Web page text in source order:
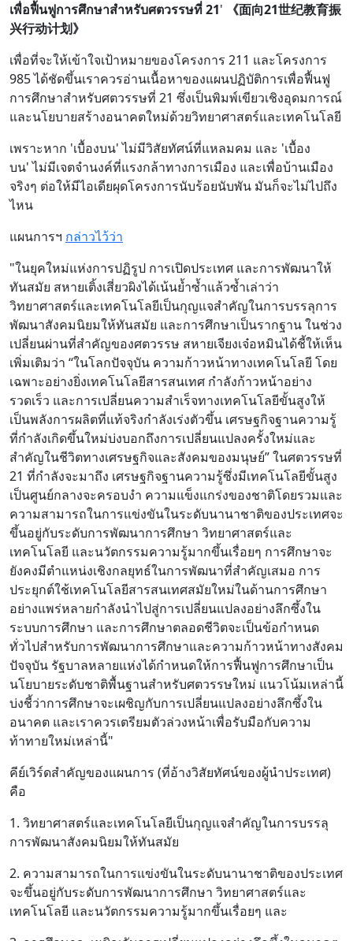
เพื่อฟื้นฟูการศึกษาสำหรับศตวรรษที่ 21' 《面向21世纪教育振
兴行动计划》
เพื่อที่จะให้เข้าใจเป้าหมายของโครงการ 211 และโครงการ
985 ได้ชัดขึ้นเราควรอ่านเนื้อหาของแผนปฏิบัติการเพื่อฟื้นฟู
การศึกษาสำหรับศตวรรษที่ 21 ซึ่งเป็นพิมพ์เขียวเชิงอุดมการณ์
และนโยบายสร้างอนาคตใหม่ด้วยวิทยาศาสตร์และเทคโนโลยี
เพราะหาก 'เบื้องบน' ไม่มีวิสัยทัศน์ที่แหลมคม และ 'เบื้อง
บน' ไม่มีเจตจำนงค์ที่แรงกล้าทางการเมือง และเพื่อบ้านเมือง
จริงๆ ต่อให้มีไอเดียผุดโครงการนับร้อยนับพัน มันก็จะไม่ไปถึง
ไหน
แผนการฯ กล่าวไว้ว่า
"ในยุคใหม่แห่งการปฏิรูป การเปิดประเทศ และการพัฒนาให้
ทันสมัย ​​สหายเติ้งเสี่ยวผิงได้เน้นย้ำซ้ำแล้วซ้ำเล่าว่า
วิทยาศาสตร์และเทคโนโลยีเป็นกุญแจสำคัญในการบรรลุการ
พัฒนาสังคมนิยมให้ทันสมัย ​​และการศึกษาเป็นรากฐาน ในช่วง
เปลี่ยนผ่านที่สำคัญของศตวรรษ สหายเจียงเจ๋อหมินได้ชี้ให้เห็น
เพิ่มเติมว่า “ในโลกปัจจุบัน ความก้าวหน้าทางเทคโนโลยี โดย
เฉพาะอย่างยิ่งเทคโนโลยีสารสนเทศ กำลังก้าวหน้าอย่าง
รวดเร็ว และการเปลี่ยนความสำเร็จทางเทคโนโลยีขั้นสูงให้
เป็นพลังการผลิตที่แท้จริงกำลังเร่งตัวขึ้น เศรษฐกิจฐานความรู้
ที่กำลังเกิดขึ้นใหม่บ่งบอกถึงการเปลี่ยนแปลงครั้งใหม่และ
สำคัญในชีวิตทางเศรษฐกิจและสังคมของมนุษย์” ในศตวรรษที่
21 ที่กำลังจะมาถึง เศรษฐกิจฐานความรู้ซึ่งมีเทคโนโลยีขั้นสูง
เป็นศูนย์กลางจะครอบงำ ความแข็งแกร่งของชาติโดยรวมและ
ความสามารถในการแข่งขันในระดับนานาชาติของประเทศจะ
ขึ้นอยู่กับระดับการพัฒนาการศึกษา วิทยาศาสตร์และ
เทคโนโลยี และนวัตกรรมความรู้มากขึ้นเรื่อยๆ การศึกษาจะ
ยังคงมีตำแหน่งเชิงกลยุทธ์ในการพัฒนาที่สำคัญเสมอ การ
ประยุกต์ใช้เทคโนโลยีสารสนเทศสมัยใหม่ในด้านการศึกษา
อย่างแพร่หลายกำลังนำไปสู่การเปลี่ยนแปลงอย่างลึกซึ้งใน
ระบบการศึกษา และการศึกษาตลอดชีวิตจะเป็นข้อกำหนด
ทั่วไปสำหรับการพัฒนาการศึกษาและความก้าวหน้าทางสังคม
ปัจจุบัน รัฐบาลหลายแห่งได้กำหนดให้การฟื้นฟูการศึกษาเป็น
นโยบายระดับชาติพื้นฐานสำหรับศตวรรษใหม่ แนวโน้มเหล่านี้
บ่งชี้ว่าการศึกษาจะเผชิญกับการเปลี่ยนแปลงอย่างลึกซึ้งใน
อนาคต และเราควรเตรียมตัวล่วงหน้าเพื่อรับมือกับความ
ท้าทายใหม่เหล่านี้"
คีย์เวิร์ดสำคัญของแผนการ (ที่อ้างวิสัยทัศน์ของผู้นำประเทศ)
คือ
1. วิทยาศาสตร์และเทคโนโลยีเป็นกุญแจสำคัญในการบรรลุ
การพัฒนาสังคมนิยมให้ทันสมัย
2. ความสามารถในการแข่งขันในระดับนานาชาติของประเทศ
จะขึ้นอยู่กับระดับการพัฒนาการศึกษา วิทยาศาสตร์และ
เทคโนโลยี และนวัตกรรมความรู้มากขึ้นเรื่อยๆ และ